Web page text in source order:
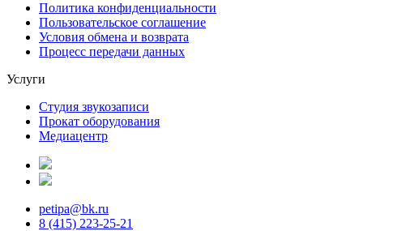
Политика конфиденциальности
Пользовательское соглашение
Условия обмена и возврата
Процесс передачи данных
Услуги
Студия звукозаписи
Прокат оборудования
Медиацентр
petipa@bk.ru
8 (415) 223-25-21